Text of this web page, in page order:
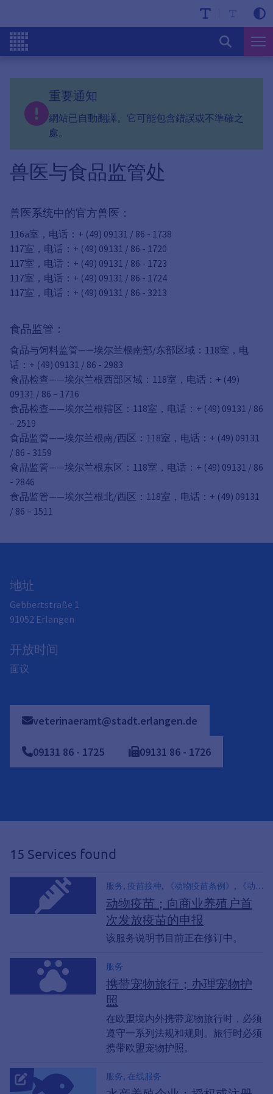
重要通知
網站已自動翻譯。它可能包含錯誤或不準確之
處。
兽医与食品监管处
兽医系统中的官方兽医：
116a室，电话：+ (49) 09131 / 86 - 1738
117室，电话：+ (49) 09131 / 86 - 1720
117室，电话：+ (49) 09131 / 86 - 1723
117室，电话：+ (49) 09131 / 86 - 1724
117室，电话：+ (49) 09131 / 86 - 3213
食品监管：
食品与饲料监管——埃尔兰根南部/东部区域：118室，电
话：+ (49) 09131 / 86 - 2983
食品检查——埃尔兰根西部区域：118室，电话：+ (49)
09131 / 86 – 1716
食品检查——埃尔兰根辖区：118室，电话：+ (49) 09131 / 86
– 2519
食品监管——埃尔兰根南/西区：118室，电话：+ (49) 09131
/ 86 - 3159
食品监管——埃尔兰根东区：118室，电话：+ (49) 09131 / 86
- 2846
食品监管——埃尔兰根北/西区：118室，电话：+ (49) 09131
/ 86 – 1511
地址
Gebbertstraße 1
91052 Erlangen
开放时间
面议
veterinaeramt@stadt.erlangen.de
09131 86 - 1725 09131 86 - 1726
15 Services found
服务, 疫苗接种, 《动物疫苗条例》, 《动
物疫苗条例》, 《动物保护条例》
动物疫苗；向商业养殖户首
次发放疫苗的申报
该服务说明书目前正在修订中。
服务
携带宠物旅行；办理宠物护
照
在欧盟境内外携带宠物旅行时，必须
遵守一系列法规和规则。旅行时必须
携带欧盟宠物护照。
服务, 在线服务